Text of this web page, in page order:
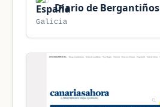
Diario de Bergantiños
Galicia